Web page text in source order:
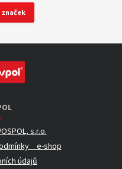
značek
s.r.o.
_ e-shop
údajů